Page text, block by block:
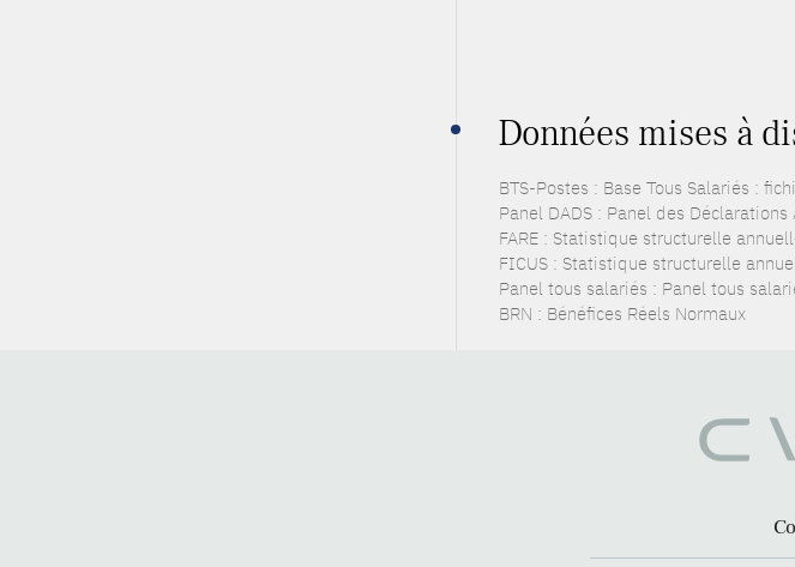
Données mises à
BTS-Postes : Base Tous Salariés :
Panel DADS : Panel des
FARE : Statistique structurelle
FICUS : Statistique structurelle
Panel tous salariés : Panel tous
BRN : Bénéfices Réels Normaux